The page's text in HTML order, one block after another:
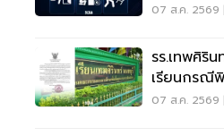
07 ส.ค. 2569
รร.เทพศิริ
เรียนกรณี
หลังเหตุก
07 ส.ค. 2569